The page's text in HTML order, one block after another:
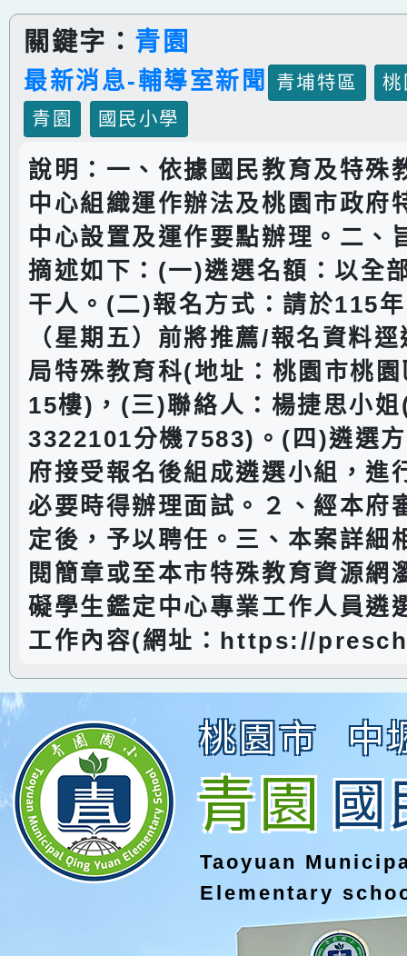
關鍵字： 青園
最新消息-輔導室新聞 青埔特區
青園
國民小學
說明：一、依據國民教育及特殊
中心組織運作辦法及桃園市政府
中心設置及運作要點辦理。二、
摘述如下：(一)遴選名額：以全
干人。(二)報名方式：請於115
（星期五）前將推薦/報名資料
局特殊教育科(地址：桃園市桃
15樓)，(三)聯絡人：楊捷思小
3322101分機7583)。(四)遴選
府接受報名後組成遴選小組，進
必要時得辦理面試。２、經本府
定後，予以聘任。三、本案詳細
閱簡章或至本市特殊教育資源網
礙學生鑑定中心專業工作人員遴
工作內容(網址：https://
桃園市 中
青園國
Taoyuan
Elementary